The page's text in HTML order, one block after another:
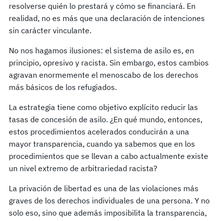
resolverse quién lo prestará y cómo se financiará. En
realidad, no es más que una declaración de intenciones
sin carácter vinculante.
No nos hagamos ilusiones: el sistema de asilo es, en
principio, opresivo y racista. Sin embargo, estos cambios
agravan enormemente el menoscabo de los derechos
más básicos de los refugiados.
La estrategia tiene como objetivo explícito reducir las
tasas de concesión de asilo. ¿En qué mundo, entonces,
estos procedimientos acelerados conducirán a una
mayor transparencia, cuando ya sabemos que en los
procedimientos que se llevan a cabo actualmente existe
un nivel extremo de arbitrariedad racista?
La privación de libertad es una de las violaciones más
graves de los derechos individuales de una persona. Y no
solo eso, sino que además imposibilita la transparencia,